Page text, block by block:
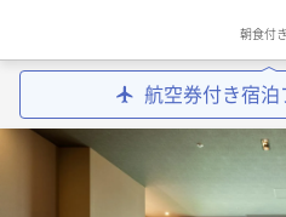
朝食付き
航空券付き宿